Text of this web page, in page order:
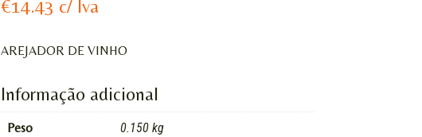
€14.43 c/ Iva
AREJADOR DE VINHO
Informação adicional
Peso 0.150 kg